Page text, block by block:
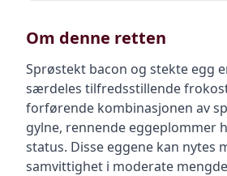
Om denne retten
Sprøstekt bacon og stekte egg
særdeles tilfredsstillende
forførende kombinasjonen av
gylne, rennende eggeplommer
status. Disse eggene kan nytes
samvittighet i moderate